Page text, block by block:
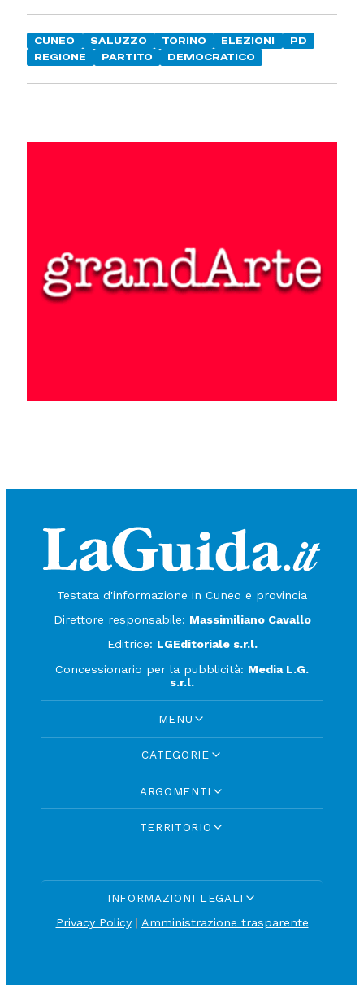
CUNEO SALUZZO TORINO ELEZIONI
PD
REGIONE
PARTITO DEMOCRATICO
Testata d'informazione in Cuneo e provincia
Direttore responsabile: Massimiliano Cavallo
Editrice: LGEditoriale s.r.l.
Concessionario per la pubblicità: Media L.G.
s.r.l.
MENU
CATEGORIE
ARGOMENTI
TERRITORIO
INFORMAZIONI LEGALI
Privacy Policy| Amministrazione trasparente